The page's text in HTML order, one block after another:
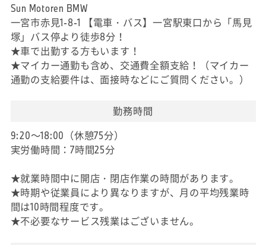
Sun Motoren BMW
一宮市赤見1-8-1 【電車・バス】一宮駅東口から「馬見
塚」バス停より徒歩8分！
★車で出勤する方もいます！
★マイカー通勤も含め、交通費全額支給！（マイカー
通勤の支給要件は、面接時などにご質問ください。）
勤務時間
9:20～18:00（休憩75分）
実労働時間：7時間25分
★就業時間中に開店・閉店作業の時間があります。
★時期や従業員により異なりますが、月の平均残業時
間は10時間程度です。
★不必要なサービス残業はございません。